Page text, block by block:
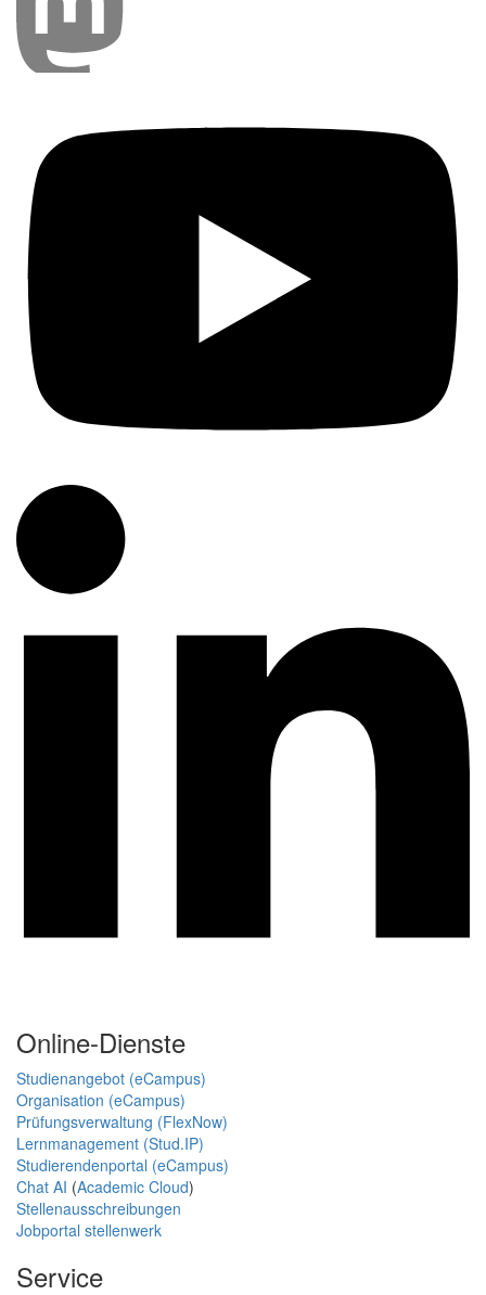
Online-Dienste
Studienangebot (eCampus)
Organisation (eCampus)
Prüfungsverwaltung (FlexNow)
Lernmanagement (Stud.IP)
Studierendenportal (eCampus)
Chat AI (Academic Cloud)
Stellenausschreibungen
Jobportal stellenwerk
Service